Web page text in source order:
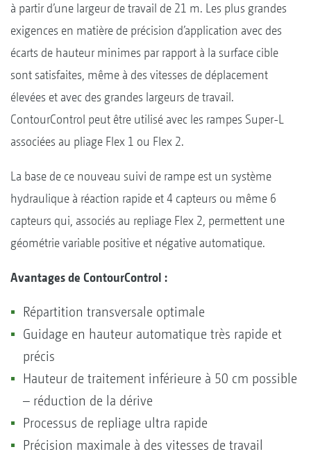
à partir d’une largeur de travail de 21 m. Les plus grandes
exigences en matière de précision d’application avec des
écarts de hauteur minimes par rapport à la surface cible
sont satisfaites, même à des vitesses de déplacement
élevées et avec des grandes largeurs de travail.
ContourControl peut être utilisé avec les rampes Super-L
associées au pliage Flex 1 ou Flex 2.
La base de ce nouveau suivi de rampe est un système
hydraulique à réaction rapide et 4 capteurs ou même 6
capteurs qui, associés au repliage Flex 2, permettent une
géométrie variable positive et négative automatique.
Avantages de ContourControl :
Répartition transversale optimale
Guidage en hauteur automatique très rapide et
précis
Hauteur de traitement inférieure à 50 cm possible
– réduction de la dérive
Processus de repliage ultra rapide
Précision maximale à des vitesses de travail